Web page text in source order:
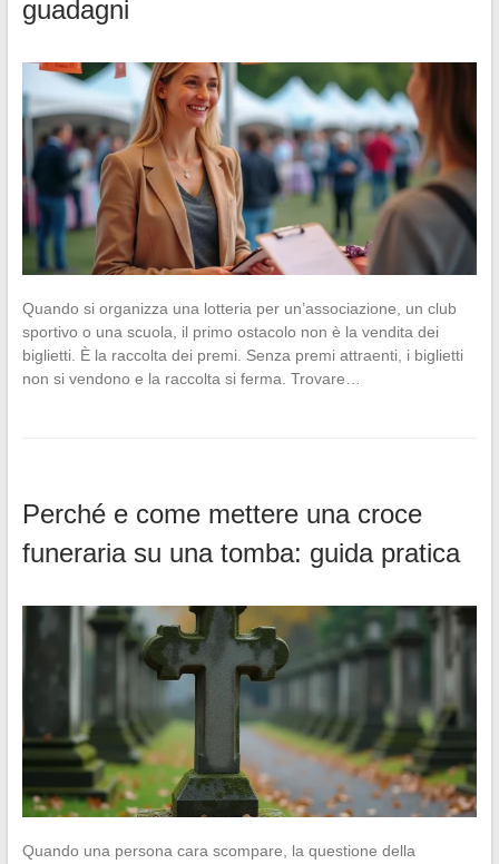
guadagni
Quando si organizza una lotteria per un’associazione, un club
sportivo o una scuola, il primo ostacolo non è la vendita dei
biglietti. È la raccolta dei premi. Senza premi attraenti, i biglietti
non si vendono e la raccolta si ferma. Trovare…
Perché e come mettere una croce
funeraria su una tomba: guida pratica
Quando una persona cara scompare, la questione della